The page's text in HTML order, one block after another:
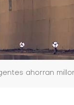
ahorran